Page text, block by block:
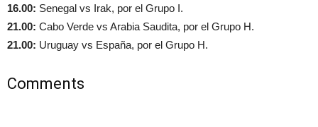
16.00: Senegal vs Irak, por el Grupo I.
21.00: Cabo Verde vs Arabia Saudita, por el Grupo H.
21.00: Uruguay vs España, por el Grupo H.
Comments